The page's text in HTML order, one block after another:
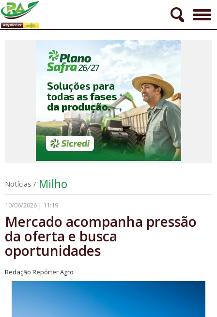
Notícias / Milho
10/06/2026 | 11:19
Mercado acompanha pressão
da oferta e busca
oportunidades
Redação Repórter Agro